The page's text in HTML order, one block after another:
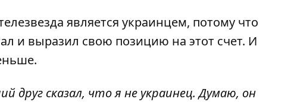
является украинцем, потому что
и выразил свою позицию на этот счет. И
друг сказал, что я не украинец. Думаю, он